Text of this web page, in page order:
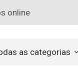
online
as categorias